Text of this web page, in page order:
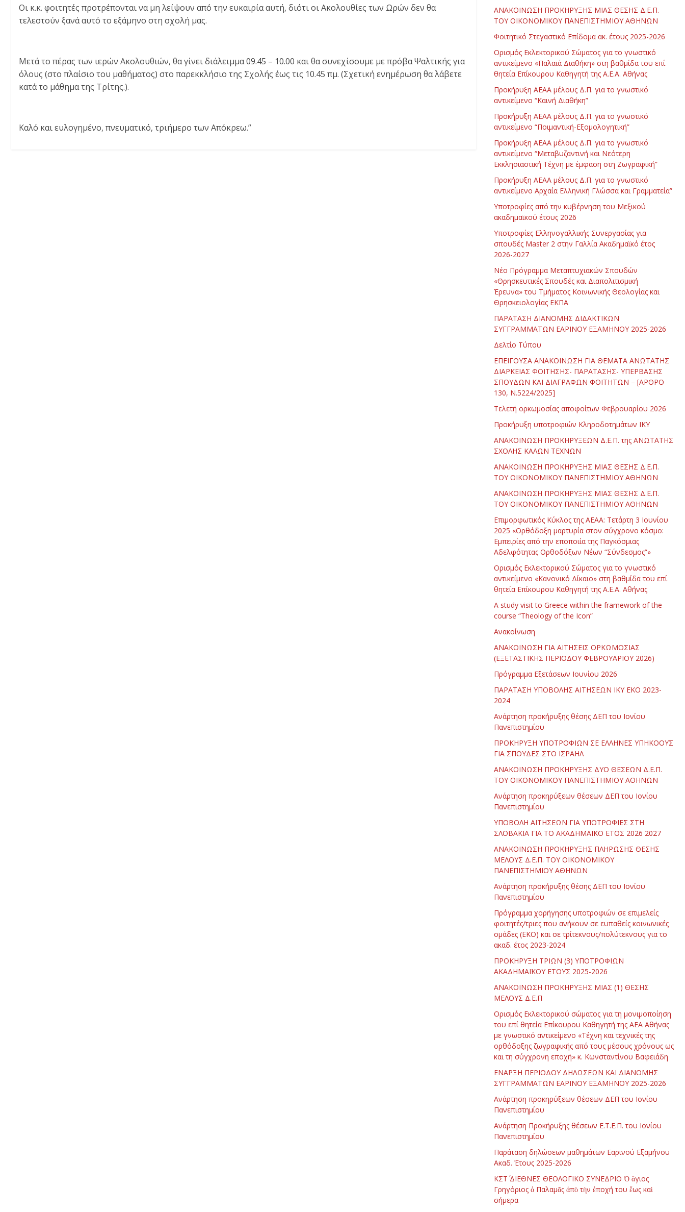
Οι κ.κ. φοιτητές προτρέπονται να μη λείψουν από την ευκαιρία αυτή, διότι οι Ακολουθίες των Ωρών δεν θα
τελεστούν ξανά αυτό το εξάμηνο στη σχολή μας.
Μετά το πέρας των ιερών Ακολουθιών, θα γίνει διάλειμμα 09.45 – 10.00 και θα συνεχίσουμε με πρόβα Ψαλτικής για
όλους (στο πλαίσιο του μαθήματος) στο παρεκκλήσιο της Σχολής έως τις 10.45 πμ. (Σχετική ενημέρωση θα λάβετε
κατά το μάθημα της Τρίτης.).
Καλό και ευλογημένο, πνευματικό, τριήμερο των Απόκρεω.”
ΑΝΑΚΟΙΝΩΣΗ ΠΡΟΚΗΡΥΞΗΣ ΜΙΑΣ ΘΕΣΗΣ Δ.Ε.Π.
ΤΟΥ ΟΙΚΟΝΟΜΙΚΟΥ ΠΑΝΕΠΙΣΤΗΜΙΟΥ ΑΘΗΝΩΝ
Φοιτητικό Στεγαστικό Επίδομα ακ. έτους 2025-2026
Ορισμός Εκλεκτορικού Σώματος για το γνωστικό
αντικείμενο «Παλαιά Διαθήκη» στη βαθμίδα του επί
θητεία Επίκουρου Καθηγητή της Α.Ε.Α. Αθήνας
Προκήρυξη ΑΕΑΑ μέλους Δ.Π. για το γνωστικό
αντικείμενο “Καινή Διαθήκη”
Προκήρυξη ΑΕΑΑ μέλους Δ.Π. για το γνωστικό
αντικείμενο “Ποιμαντική-Εξομολογητική”
Προκήρυξη ΑΕΑΑ μέλους Δ.Π. για το γνωστικό
αντικείμενο “Μεταβυζαντινή και Νεότερη
Εκκλησιαστική Τέχνη με έμφαση στη Ζωγραφική”
Προκήρυξη ΑΕΑΑ μέλους Δ.Π. για το γνωστικό
αντικείμενο Αρχαία Ελληνική Γλώσσα και Γραμματεία”
Υποτροφίες από την κυβέρνηση του Μεξικού
ακαδημαϊκού έτους 2026
Υποτροφίες Ελληνογαλλικής Συνεργασίας για
σπουδές Master 2 στην Γαλλία Ακαδημαϊκό έτος
2026-2027
Νέο Πρόγραμμα Μεταπτυχιακών Σπουδών
«Θρησκευτικές Σπουδές και Διαπολιτισμική
Έρευνα» του Τμήματος Κοινωνικής Θεολογίας και
Θρησκειολογίας ΕΚΠΑ
ΠΑΡΑΤΑΣΗ ΔΙΑΝΟΜΗΣ ΔΙΔΑΚΤΙΚΩΝ
ΣΥΓΓΡΑΜΜΑΤΩΝ ΕΑΡΙΝΟΥ ΕΞΑΜΗΝΟΥ 2025-2026
Δελτίο Τύπου
ΕΠΕΙΓΟΥΣΑ ΑΝΑΚΟΙΝΩΣΗ ΓΙΑ ΘΕΜΑΤΑ ΑΝΩΤΑΤΗΣ
ΔΙΑΡΚΕΙΑΣ ΦΟΙΤΗΣΗΣ- ΠΑΡΑΤΑΣΗΣ- ΥΠΕΡΒΑΣΗΣ
ΣΠΟΥΔΩΝ ΚΑΙ ΔΙΑΓΡΑΦΩΝ ΦΟΙΤΗΤΩΝ – [ΑΡΘΡΟ
130, Ν.5224/2025]
Τελετή ορκωμοσίας αποφοίτων Φεβρουαρίου 2026
Προκήρυξη υποτροφιών Κληροδοτημάτων ΙΚΥ
ΑΝΑΚΟΙΝΩΣΗ ΠΡΟΚΗΡΥΞΕΩΝ Δ.Ε.Π. της ΑΝΩΤΑΤΗΣ
ΣΧΟΛΗΣ ΚΑΛΩΝ ΤΕΧΝΩΝ
ΑΝΑΚΟΙΝΩΣΗ ΠΡΟΚΗΡΥΞΗΣ ΜΙΑΣ ΘΕΣΗΣ Δ.Ε.Π.
ΤΟΥ ΟΙΚΟΝΟΜΙΚΟΥ ΠΑΝΕΠΙΣΤΗΜΙΟΥ ΑΘΗΝΩΝ
ΑΝΑΚΟΙΝΩΣΗ ΠΡΟΚΗΡΥΞΗΣ ΜΙΑΣ ΘΕΣΗΣ Δ.Ε.Π.
ΤΟΥ ΟΙΚΟΝΟΜΙΚΟΥ ΠΑΝΕΠΙΣΤΗΜΙΟΥ ΑΘΗΝΩΝ
Επιμορφωτικός Κύκλος της ΑΕΑΑ: Τετάρτη 3 Ιουνίου
2025 «Ορθόδοξη μαρτυρία στον σύγχρονο κόσμο:
Εμπειρίες από την εποποιία της Παγκόσμιας
Αδελφότητας Ορθοδόξων Νέων “Σύνδεσμος”»
Ορισμός Εκλεκτορικού Σώματος για το γνωστικό
αντικείμενο «Κανονικό Δίκαιο» στη βαθμίδα του επί
θητεία Επίκουρου Καθηγητή της Α.Ε.Α. Αθήνας
Α study visit to Greece within the framework of the
course “Theology of the Icon”
Ανακοίνωση
ΑΝΑΚΟΙΝΩΣΗ ΓΙΑ ΑΙΤΗΣΕΙΣ ΟΡΚΩΜΟΣΙΑΣ
(ΕΞΕΤΑΣΤΙΚΗΣ ΠΕΡΙΟΔΟΥ ΦΕΒΡΟΥΑΡΙΟΥ 2026)
Πρόγραμμα Εξετάσεων Ιουνίου 2026
ΠΑΡΑΤΑΣΗ ΥΠΟΒΟΛΗΣ ΑΙΤΗΣΕΩΝ ΙΚΥ ΕΚΟ 2023-
2024
Ανάρτηση προκήρυξης θέσης ΔΕΠ του Ιονίου
Πανεπιστημίου
ΠΡΟΚΗΡΥΞΗ ΥΠΟΤΡΟΦΙΩΝ ΣΕ ΕΛΛΗΝΕΣ ΥΠΗΚΟΟΥΣ
ΓΙΑ ΣΠΟΥΔΕΣ ΣΤΟ ΙΣΡΑΗΛ
ΑΝΑΚΟΙΝΩΣΗ ΠΡΟΚΗΡΥΞΗΣ ΔΥΟ ΘΕΣΕΩΝ Δ.Ε.Π.
ΤΟΥ ΟΙΚΟΝΟΜΙΚΟΥ ΠΑΝΕΠΙΣΤΗΜΙΟΥ ΑΘΗΝΩΝ
Ανάρτηση προκηρύξεων θέσεων ΔΕΠ του Ιονίου
Πανεπιστημίου
ΥΠΟΒΟΛΗ ΑΙΤΗΣΕΩΝ ΓΙΑ ΥΠΟΤΡΟΦΙΕΣ ΣΤΗ
ΣΛΟΒΑΚΙΑ ΓΙΑ ΤΟ ΑΚΑΔΗΜΑΪΚΟ ΕΤΟΣ 2026 2027
ΑΝΑΚΟΙΝΩΣΗ ΠΡΟΚΗΡΥΞΗΣ ΠΛΗΡΩΣΗΣ ΘΕΣΗΣ
ΜΕΛΟΥΣ Δ.Ε.Π. ΤΟΥ ΟΙΚΟΝΟΜΙΚΟΥ
ΠΑΝΕΠΙΣΤΗΜΙΟΥ ΑΘΗΝΩΝ
Ανάρτηση προκήρυξης θέσης ΔΕΠ του Ιονίου
Πανεπιστημίου
Πρόγραμμα χορήγησης υποτροφιών σε επιμελείς
φοιτητές/τριες που ανήκουν σε ευπαθείς κοινωνικές
ομάδες (ΕΚΟ) και σε τρίτεκνους/πολύτεκνους για το
ακαδ. έτος 2023-2024
ΠΡΟΚΗΡΥΞΗ ΤΡΙΩΝ (3) ΥΠΟΤΡΟΦΙΩΝ
ΑΚΑΔΗΜΑΪΚΟΥ ΕΤΟΥΣ 2025-2026
ΑΝΑΚΟΙΝΩΣΗ ΠΡΟΚΗΡΥΞΗΣ ΜΙΑΣ (1) ΘΕΣΗΣ
ΜΕΛΟΥΣ Δ.Ε.Π
Ορισμός Εκλεκτορικού σώματος για τη μονιμοποίηση
του επί θητεία Επίκουρου Καθηγητή της ΑΕΑ Αθήνας
με γνωστικό αντικείμενο «Τέχνη και τεχνικές της
ορθόδοξης ζωγραφικής από τους μέσους χρόνους ως
και τη σύγχρονη εποχή» κ. Κωνσταντίνου Βαφειάδη
ΕΝΑΡΞΗ ΠΕΡΙΟΔΟΥ ΔΗΛΩΣΕΩΝ ΚΑΙ ΔΙΑΝΟΜΗΣ
ΣΥΓΓΡΑΜΜΑΤΩΝ ΕΑΡΙΝΟΥ ΕΞΑΜΗΝΟΥ 2025-2026
Ανάρτηση προκηρύξεων θέσεων ΔΕΠ του Ιονίου
Πανεπιστημίου
Ανάρτηση Προκήρυξης θέσεων Ε.Τ.Ε.Π. του Ιονίου
Πανεπιστημίου
Παράταση δηλώσεων μαθημάτων Εαρινού Εξαμήνου
Ακαδ. Έτους 2025-2026
ΚΣΤ΄ ΔΙΕΘΝΕΣ ΘΕΟΛΟΓΙΚΟ ΣΥΝΕΔΡΙΟ Ὁ ἅγιος
Γρηγόριος ὁ Παλαμᾶς ἀπὸ τὴν ἐποχή του ἕως καὶ
σήμερα